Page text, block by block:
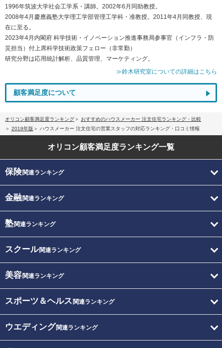
1996年筑波大学社会工学系・講師。2002年6月同助教授。
2008年4月慶應義塾大学理工学部管理工学科・准教授。2011年4月同教授、現
在に至る。
2023年4月内閣府 科学技術・イノベーション推進事務局参事官（インフラ・防
災担当）付上席科学技術政策フェロー（非常勤）
研究分野は応用統計解析、品質管理、マーケティング。
≫鈴木研究室についての詳細はこちら
顧客満足度について
オリコン顧客満足度ランキング
おすすめのハウスメーカー 注文住宅ランキング・比較
2019年版
ハウスメーカー 注文住宅の営業スタッフの対応ランキング・口コミ情報
オリコン顧客満足度ランキング一覧
保険関連ランキング
金融関連ランキング
塾関連ランキング
スクール関連ランキング
美容関連ランキング
スポーツ＆ヘルス 関連ランキング
ウエディング関連ランキング